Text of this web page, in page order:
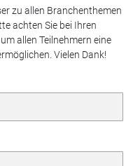
zu allen Branchenthemen
achten Sie bei Ihren
allen Teilnehmern eine
Vielen Dank!